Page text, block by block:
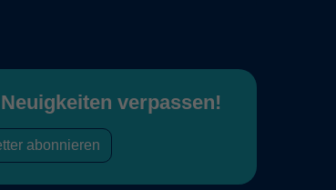
verpassen!
abonnieren